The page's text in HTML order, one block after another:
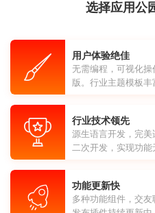
选择应用公
用户体验绝佳
无需编程，可视化
版。行业主题模板
行业技术领先
源生语言开发，完
二次开发，实现功能
功能更新快
多种功能组件，交